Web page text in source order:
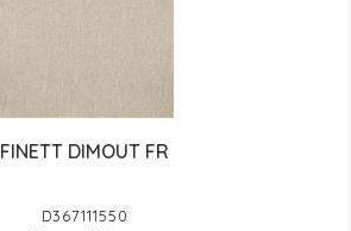
FINETT DIMOUT FR
D367111550